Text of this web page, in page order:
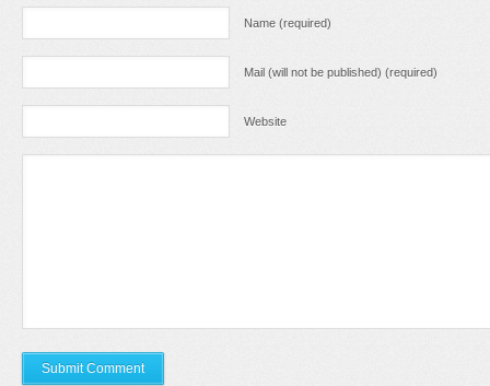
Name (required)
Mail (will not be published) (required)
Website